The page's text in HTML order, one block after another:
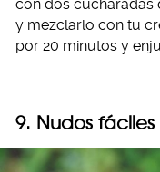
con dos cucharadas
y mezclarlo con tu
por 20 minutos y
9. Nudos